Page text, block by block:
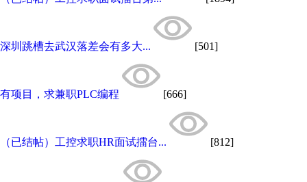
深圳跳槽去武汉落差会有多大... [501]
有项目，求兼职PLC编程 [666]
（已结帖）工控求职HR面试擂台... [812]